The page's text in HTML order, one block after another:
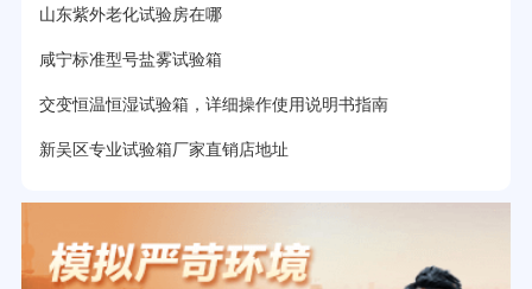
山东紫外老化试验房在哪
咸宁标准型号盐雾试验箱
交变恒温恒湿试验箱，详细操作使用说明书指南
新吴区专业试验箱厂家直销店地址